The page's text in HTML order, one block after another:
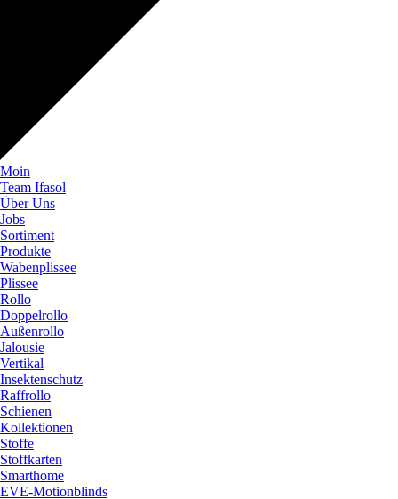
Moin
Team Ifasol
Über Uns
Jobs
Sortiment
Produkte
Wabenplissee
Plissee
Rollo
Doppelrollo
Außenrollo
Jalousie
Vertikal
Insektenschutz
Raffrollo
Schienen
Kollektionen
Stoffe
Stoffkarten
Smarthome
EVE-Motionblinds